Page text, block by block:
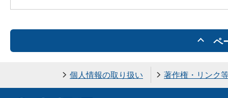
ペ
個人情報の取り扱い 著作権・リンク